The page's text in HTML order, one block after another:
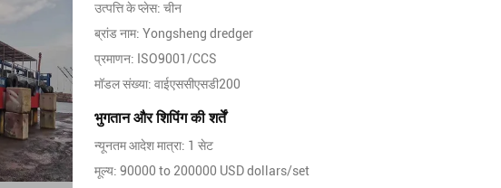
उत्पत्ति के प्लेस: चीन
ब्रांड नाम: Yongsheng dredger
प्रमाणन: ISO9001/CCS
मॉडल संख्या: वाईएससीएसडी200
भुगतान और शिपिंग की शर्तें
न्यूनतम आदेश मात्रा: 1 सेट
मूल्य: 90000 to 200000 USD dollars/set